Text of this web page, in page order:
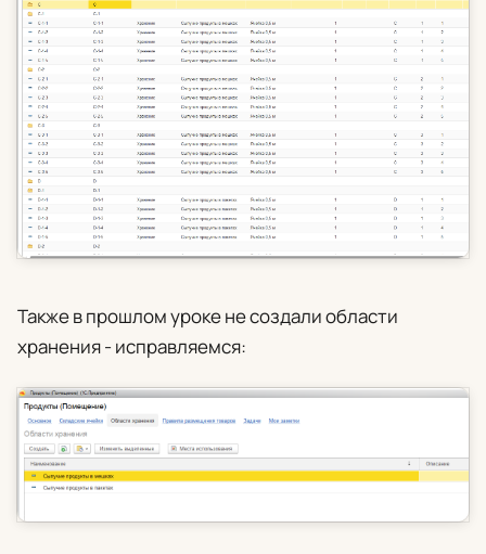
Также в прошлом уроке не создали области
хранения - исправляемся: